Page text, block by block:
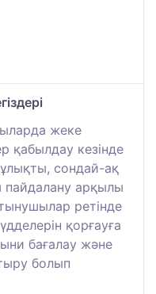
жеке
қабылдау кезінде
сондай-ақ
арқылы
ретінде
қорғауға
бағалау және
болып